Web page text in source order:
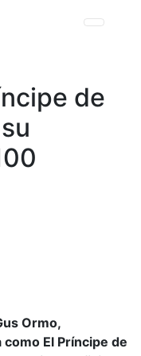
de
Ormo,
El Príncipe de